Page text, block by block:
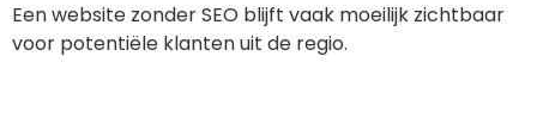
Een website zonder SEO blijft vaak moeilijk zichtbaar
voor potentiële klanten uit de regio.